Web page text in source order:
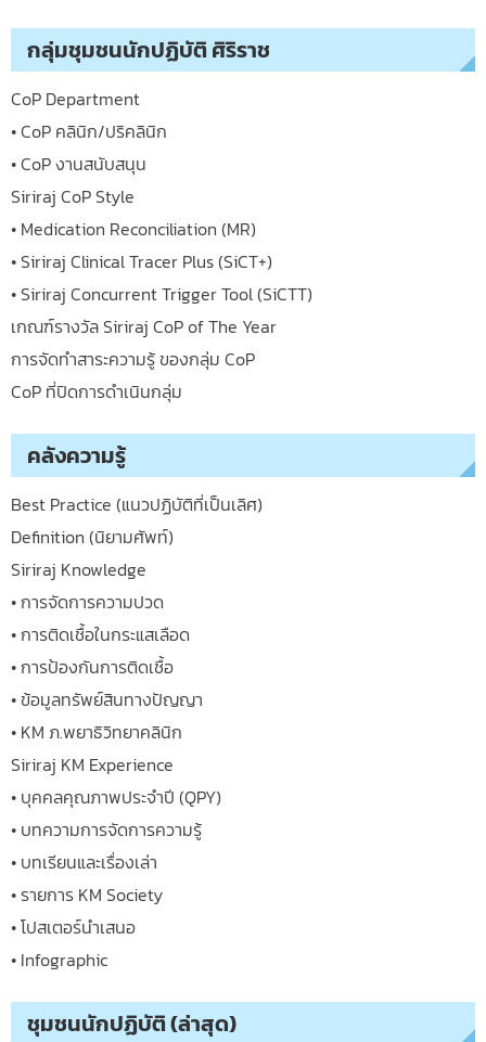
กลุ่มชุมชนนักปฏิบัติ ศิริราช
CoP Department
• CoP คลินิก/ปริคลินิก
• CoP งานสนับสนุน
Siriraj CoP Style
• Medication Reconciliation (MR)
• Siriraj Clinical Tracer Plus (SiCT+)
• Siriraj Concurrent Trigger Tool (SiCTT)
เกณฑ์รางวัล Siriraj CoP of The Year
การจัดทำสาระความรู้ ของกลุ่ม CoP
CoP ที่ปิดการดำเนินกลุ่ม
คลังความรู้
Best Practice (แนวปฏิบัติที่เป็นเลิศ)
Definition (นิยามศัพท์)
Siriraj Knowledge
• การจัดการความปวด
• การติดเชื้อในกระแสเลือด
• การป้องกันการติดเชื้อ
• ข้อมูลทรัพย์สินทางปัญญา
• KM ภ.พยาธิวิทยาคลินิก
Siriraj KM Experience
• บุคคลคุณภาพประจำปี (QPY)
• บทความการจัดการความรู้
• บทเรียนและเรื่องเล่า
• รายการ KM Society
• โปสเตอร์นำเสนอ
• Infographic
ชุมชนนักปฏิบัติ (ล่าสุด)